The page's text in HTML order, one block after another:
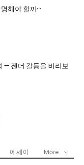
해야 할까···
— 젠더 갈등을 바라보
에세이 More